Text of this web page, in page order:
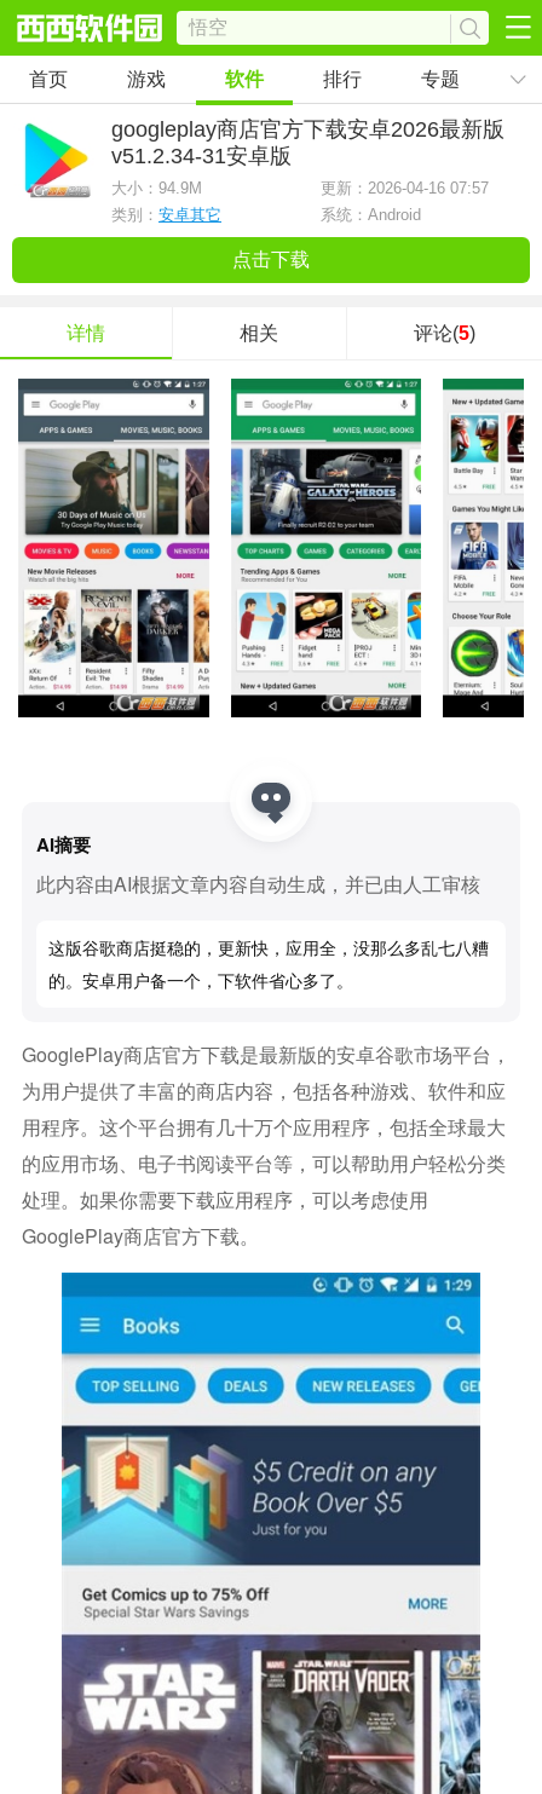
首页 游戏 软件 排行 专题
googleplay商店官方下载安卓2026最新版
v51.2.34-31安卓版
大小： 94.9M
更新：2026-04-16 07:57
类别： 安卓其它 系统：Android
点击下载
详情 相关 评论(5)
AI摘要
此内容由AI根据文章内容自动生成，并已由人工审核
这版谷歌商店挺稳的，更新快，应用全，没那么多乱七八糟
的。安卓用户备一个，下软件省心多了。
GooglePlay商店官方下载是最新版的安卓谷歌市场平台，
为用户提供了丰富的商店内容，包括各种游戏、软件和应
用程序。这个平台拥有几十万个应用程序，包括全球最大
的应用市场、电子书阅读平台等，可以帮助用户轻松分类
处理。如果你需要下载应用程序，可以考虑使用
GooglePlay商店官方下载。